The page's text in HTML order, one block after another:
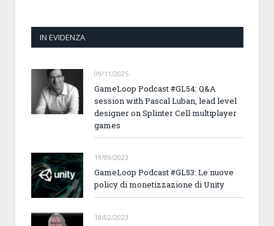
IN EVIDENZA
09/11/2025
GameLoop Podcast #GL54: Q&A
session with Pascal Luban, lead level
designer on Splinter Cell multiplayer
games
19/09/2023
GameLoop Podcast #GL53: Le nuove
policy di monetizzazione di Unity
18/02/2023